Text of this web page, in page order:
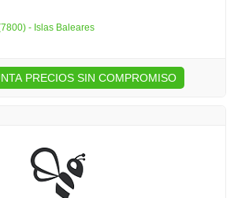
- Islas Baleares
PRECIOS SIN COMPROMISO